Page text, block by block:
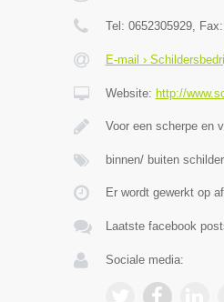
Tel: 0652305929, Fax:
E-mail ›
Website: http://
Voor een scherpe en
binnen/ buiten
Er wordt gewerkt op
Laatste facebook
Sociale media: